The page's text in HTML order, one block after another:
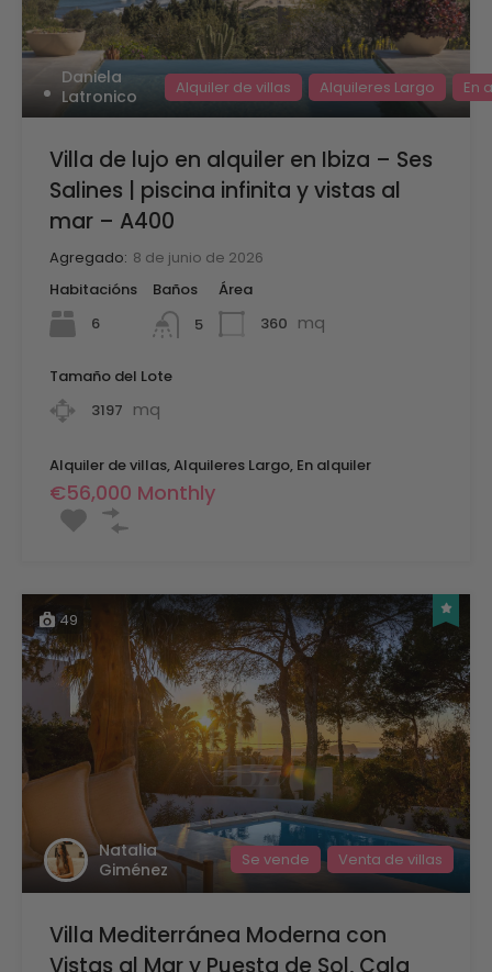
Daniela
Latronico
Alquiler de villas Alquileres Largo En
Villa de lujo en alquiler en Ibiza – Ses
Salines | piscina infinita y vistas al
mar – A400
Agregado: 8 de junio de 2026
Habitacións
6
Baños
5
Área
360 mq
Tamaño del Lote
3197 mq
Alquiler de villas, Alquileres Largo, En alquiler
€56,000 Monthly
49
Natalia
Giménez
Se vende Venta de villas
Villa Mediterránea Moderna con
Vistas al Mar y Puesta de Sol, Cala